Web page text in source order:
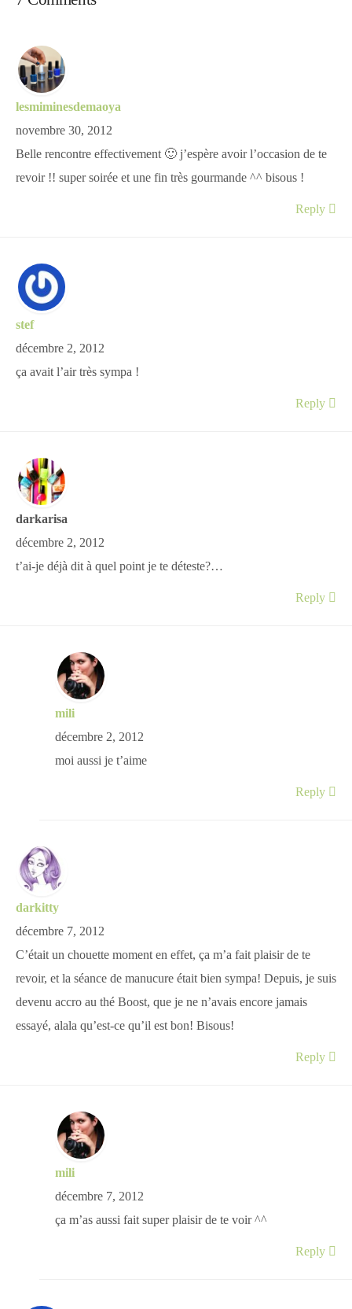
lesmiminesdemaoya
novembre 30, 2012
Belle rencontre effectivement 🙂 j’espère avoir l’occasion de te
revoir !! super soirée et une fin très gourmande ^^ bisous !
Reply
stef
décembre 2, 2012
ça avait l’air très sympa !
Reply
darkarisa
décembre 2, 2012
t’ai-je déjà dit à quel point je te déteste?…
Reply
mili
décembre 2, 2012
moi aussi je t’aime
Reply
darkitty
décembre 7, 2012
C’était un chouette moment en effet, ça m’a fait plaisir de te
revoir, et la séance de manucure était bien sympa! Depuis, je suis
devenu accro au thé Boost, que je ne n’avais encore jamais
essayé, alala qu’est-ce qu’il est bon! Bisous!
Reply
mili
décembre 7, 2012
ça m’as aussi fait super plaisir de te voir ^^
Reply